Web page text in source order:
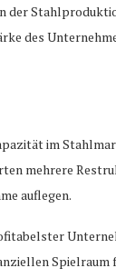
des
im
mehrere
auflegen.
Spielraum